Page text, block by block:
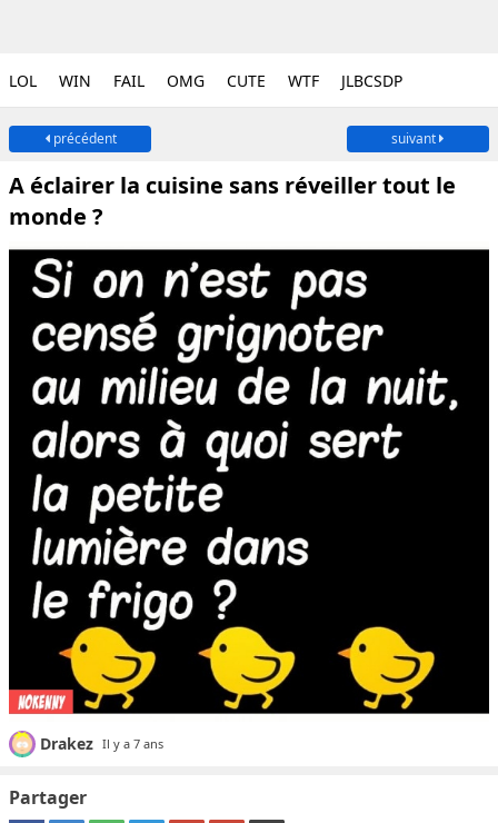
LOL WIN FAIL OMG CUTE WTF JLBCSDP
précédent suivant
A éclairer la cuisine sans réveiller tout le
monde ?
Drakez Il y a 7 ans
Partager